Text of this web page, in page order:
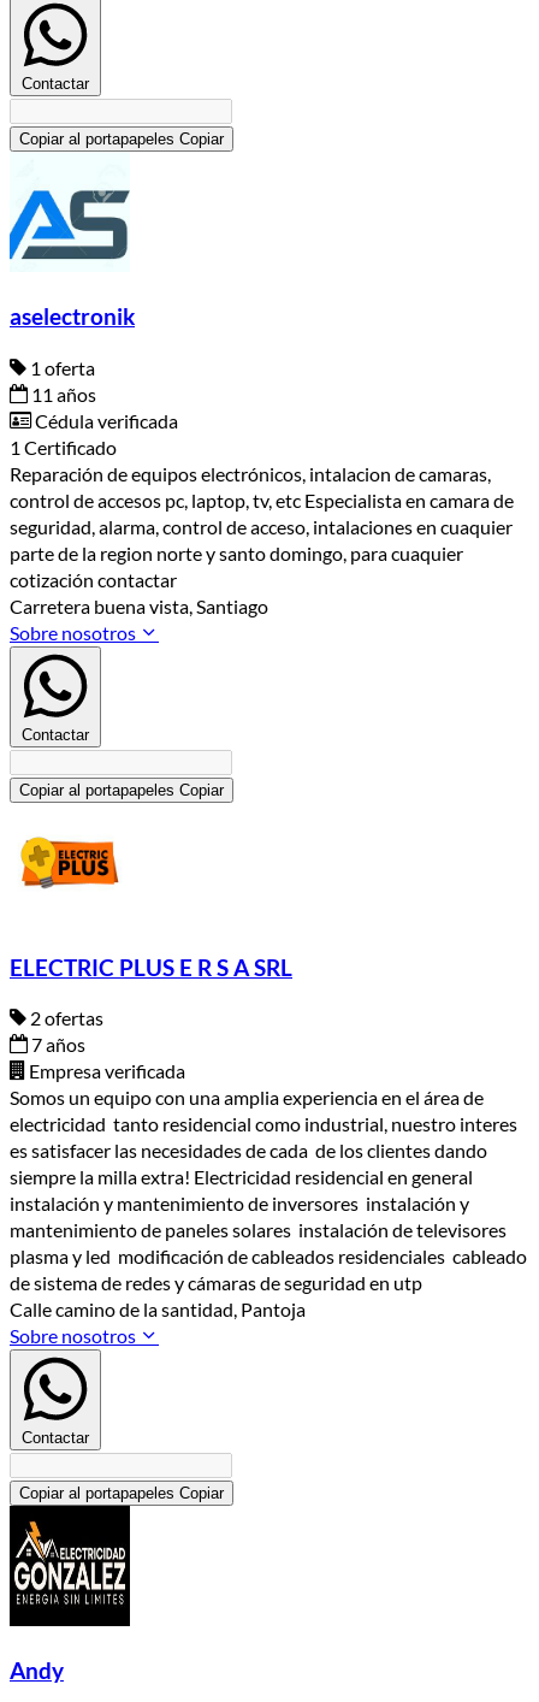
Contactar
Copiar al portapapeles Copiar
aselectronik
1 oferta
11 años
Cédula verificada
1 Certificado
Reparación de equipos electrónicos, intalacion de camaras,
control de accesos pc, laptop, tv, etc Especialista en camara de
seguridad, alarma, control de acceso, intalaciones en cuaquier
parte de la region norte y santo domingo, para cuaquier
cotización contactar
Carretera buena vista, Santiago
Sobre nosotros
Contactar
Copiar al portapapeles Copiar
ELECTRIC PLUS E R S A SRL
2 ofertas
7 años
Empresa verificada
Somos un equipo con una amplia experiencia en el área de
electricidad tanto residencial como industrial, nuestro interes
es satisfacer las necesidades de cada de los clientes dando
siempre la milla extra! Electricidad residencial en general
instalación y mantenimiento de inversores instalación y
mantenimiento de paneles solares instalación de televisores
plasma y led modificación de cableados residenciales cableado
de sistema de redes y cámaras de seguridad en utp
Calle camino de la santidad, Pantoja
Sobre nosotros
Contactar
Copiar al portapapeles Copiar
Andy